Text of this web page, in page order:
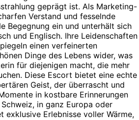
geprägt ist. Als Marketing-
Verstand und fesselnde
Begegnung ein und unterhält sich
und Englisch. Ihre Leidenschaften
einen verfeinerten
Dinge des Lebens wider, was
für diejenigen macht, die mehr
Diese Escort bietet eine echte
Geist, der überrascht und
in kostbare Erinnerungen
in ganz Europa oder
exklusive Erlebnisse voller Wärme,